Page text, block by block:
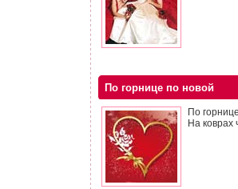
По горнице по новой
По
На коврах